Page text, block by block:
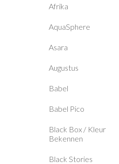
Afrika
AquaSphere
Asara
Augustus
Babel
Babel Pico
Black Box / Kleur
Bekennen
Black Stories